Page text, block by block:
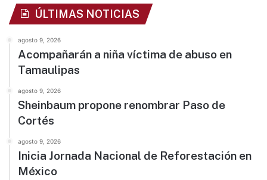
ÚLTIMAS NOTICIAS
agosto 9, 2026
Acompañarán a niña víctima de abuso en
Tamaulipas
agosto 9, 2026
Sheinbaum propone renombrar Paso de
Cortés
agosto 9, 2026
Inicia Jornada Nacional de Reforestación en
México